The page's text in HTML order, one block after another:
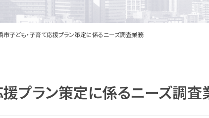
市子ども・子育て応援プラン策定に係るニーズ調査業務
プラン策定に係るニーズ調査